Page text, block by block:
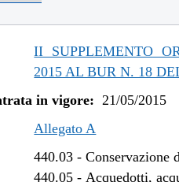
al 08/08/2022
al 31/12/2021
2021 al 05/11/2021
al 19/05/2021
al 31/12/2020
al 10/08/2020
al 01/07/2020
II SUPPLEMENTO
2015 AL BUR N. 18
in vigore: 21/05/2015
Allegato A
440.03 -Conservazione
440.05 -Acquedotti,